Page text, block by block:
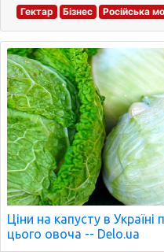
Гектар Бізнес Російська
Ціни на капусту в
цього овоча -- Delo.ua